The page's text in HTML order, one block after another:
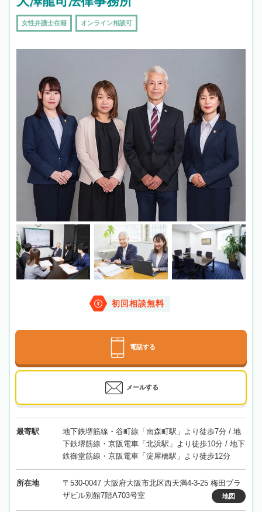
女性弁護士在籍 オンライン相談可
初回相談無料
電話する
メールする
最寄駅
地下鉄堺筋線・谷町線「南森町駅」より徒歩7分 / 地
下鉄堺筋線・京阪電車「北浜駅」より徒歩10分 / 地下
鉄御堂筋線・京阪電車「淀屋橋駅」より徒歩12分
所在地
〒530-0047 大阪府大阪市北区西天満4-3-25 梅田プラ
ザビル別館7階A703号室
地図